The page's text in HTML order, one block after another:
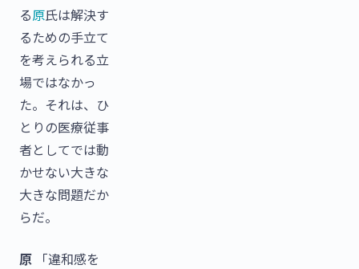
る原氏は解決す
るための手立て
を考えられる立
場ではなかっ
た。それは、ひ
とりの医療従事
者としてでは動
かせない大きな
大きな問題だか
らだ。
原 「違和感を